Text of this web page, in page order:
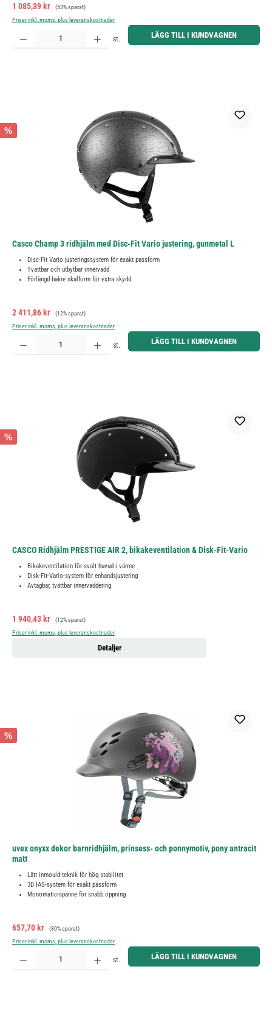
Försäljningspris:
1 085,39 kr Ordinarie pris:
(53% sparat)
Priser inkl. moms, plus leveranskostnader
Produktkvantitet: Ange önskat belopp eller använd knapparna för att öka eller minska kvantiteten.
st. LÄGG TILL I KUNDVAGNEN
%
Casco Champ 3 ridhjälm med Disc-Fit Vario justering, gunmetal L
Disc-Fit Vario justeringssystem för exakt passform
Tvättbar och utbytbar innervadd
Förlängd bakre skalform för extra skydd
Försäljningspris:
2 411,86 kr Ordinarie pris:
(12% sparat)
Priser inkl. moms, plus leveranskostnader
Produktkvantitet: Ange önskat belopp eller använd knapparna för att öka eller minska kvantiteten.
st. LÄGG TILL I KUNDVAGNEN
%
CASCO Ridhjälm PRESTIGE AIR 2, bikakeventilation & Disk-Fit-Vario
Bikakeventilation för svalt huvud i värme
Disk-Fit-Vario-system för enhandsjustering
Avtagbar, tvättbar innervaddering
Försäljningspris:
1 940,43 kr Ordinarie pris:
(12% sparat)
Priser inkl. moms, plus leveranskostnader
Detaljer
%
uvex onyxx dekor barnridhjälm, prinsess- och ponnymotiv, pony antracit
matt
Lätt inmould-teknik för hög stabilitet
3D IAS-system för exakt passform
Monomatic-spänne för snabb öppning
Försäljningspris:
657,70 kr Ordinarie pris:
(30% sparat)
Priser inkl. moms, plus leveranskostnader
Produktkvantitet: Ange önskat belopp eller använd knapparna för att öka eller minska kvantiteten.
st. LÄGG TILL I KUNDVAGNEN